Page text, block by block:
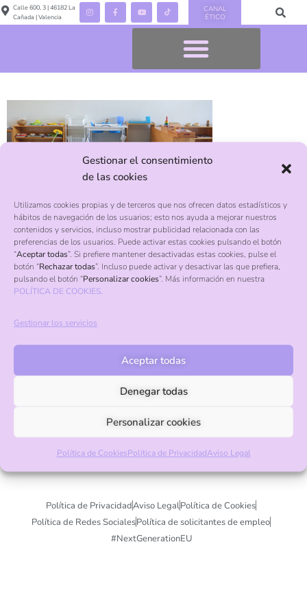
Gestionar el consentimiento
de las cookies
Utilizamos cookies propias y de terceros que nos ofrecen datos estadísticos y
hábitos de navegación de los usuarios; esto nos ayuda a mejorar nuestros
contenidos y servicios, incluso mostrar publicidad relacionada con las
preferencias de los usuarios. Puede activar estas cookies pulsando el botón
“Aceptar todas”. Si prefiere mantener desactivadas estas cookies, pulse el
botón “Rechazar todas”. Incluso puede activar y desactivar las que prefiera,
pulsando el botón “Personalizar cookies”. Más información en nuestra
POLÍTICA DE COOKIES.
Gestionar los servicios
Aceptar todas
Denegar todas
Personalizar cookies
Política de CookiesPolítica de PrivacidadAviso Legal
Calle 600, 3 | 46182 La
Cañada | Valencia
CANAL
ÉTICO
Contacto
Calle 600, 3, La Cañada, Valencia, 46182
+34 961 322 534
info@palmakids.es
Copyright © 2026 Palma Kids. Escuela infantil Montessori en Valencia
Política de PrivacidadAviso LegalPolítica de Cookies
Política de Redes SocialesPolítica de solicitantes de empleo
#NextGenerationEU